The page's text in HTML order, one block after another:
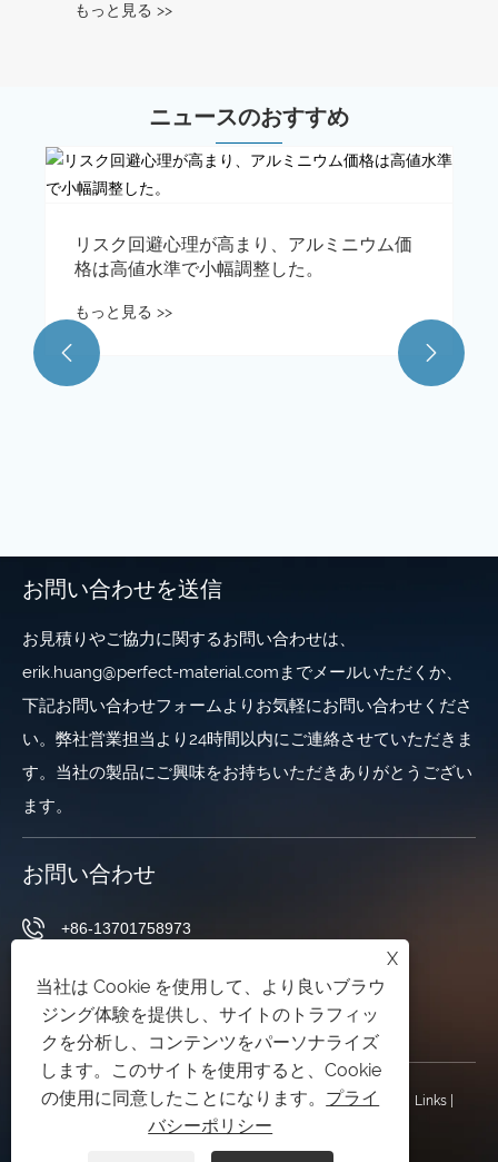
もっと見る >>
ニュースのおすすめ
ングコメント：地政学的な混乱がコストを
押し上げ、需要の低迷が価格上昇を抑制
もっと見る >>
 
お問い合わせを送信
お見積りやご協力に関するお問い合わせは、
erik.huang@perfect-material.comまでメールいただくか、
下記お問い合わせフォームよりお気軽にお問い合わせくださ
い。弊社営業担当より24時間以内にご連絡させていただきま
す。当社の製品にご興味をお持ちいただきありがとうござい
ます。
お問い合わせ
+86-13701758973
erik.huang@perfect-material.com
中国上海市宝山区文川路6号
著作権 © 2026 上海完璧工業株式会社無断転載を禁じます。 Links
Sitemap|RSS|XML|プライバシーポリシー
X
当社は Cookie を使用して、より良いブラウ
ジング体験を提供し、サイトのトラフィッ
クを分析し、コンテンツをパーソナライズ
します。このサイトを使用すると、Cookie
の使用に同意したことになります。 プライ
バシーポリシー